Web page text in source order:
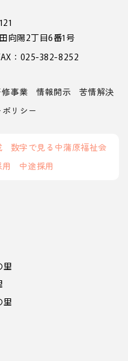
向陽2丁目6番1号
：025-382-8252
事業 情報開示
苦情解決
リシー
数字で見る中蒲原福祉会
中途採用
里
里